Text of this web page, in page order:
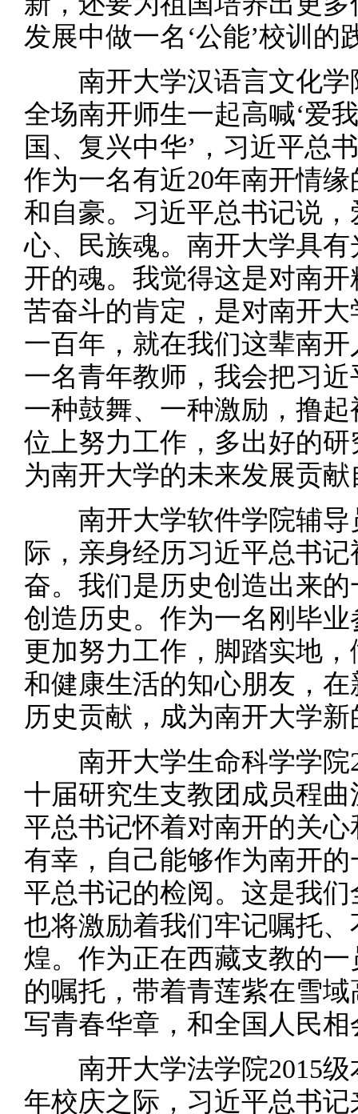
发展中做一名‘公能’校训的
南开大学汉语言文化学
全场南开师生一起高喊‘爱
国、复兴中华’，习近平总
作为一名有近20年南开情
和自豪。习近平总书记说
心、民族魂。南开大学具
开的魂。我觉得这是对南
苦奋斗的肯定，是对南开
一百年，就在我们这辈南
一名青年教师，我会把习
一种鼓舞、一种激励，撸
位上努力工作，多出好的
为南开大学的未来发展贡
南开大学软件学院辅导
际，亲身经历习近平总书
奋。我们是历史创造出来
创造历史。作为一名刚毕
更加努力工作，脚踏实地
和健康生活的知心朋友，
历史贡献，成为南开大学
南开大学生命科学学院
十届研究生支教团成员程
平总书记怀着对南开的关
有幸，自己能够作为南开
平总书记的检阅。这是我
也将激励着我们牢记嘱托
煌。作为正在西藏支教的
的嘱托，带着青莲紫在雪
写青春华章，和全国人民
南开大学法学院2015级
年校庆之际，习近平总书